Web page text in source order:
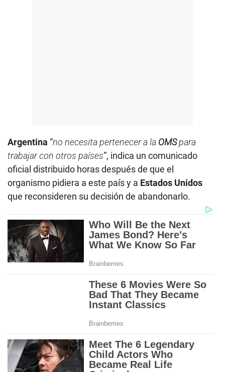
Argentina “no necesita pertenecer a la OMSpara
trabajar con otros países”, indica un comunicado
oficial distribuido horas después de que el
organismo pidiera a este país y a Estados Unidos
que reconsideren su decisión de abandonarlo.